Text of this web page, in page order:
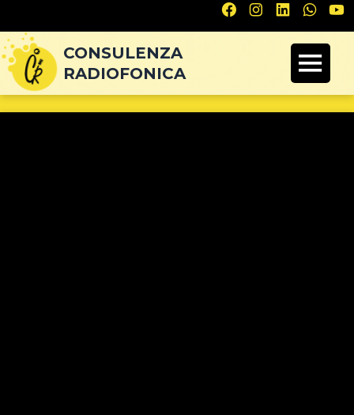
CONSULENZA
RADIOFONICA